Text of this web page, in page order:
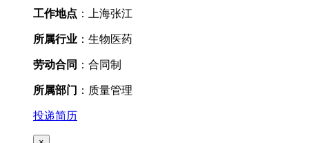
工作地点 ：上海张江
所属行业 ：生物医药
劳动合同 ：合同制
所属部门 ：质量管理
投递简历